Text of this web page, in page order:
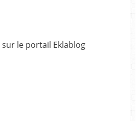
sur le portail Eklablog